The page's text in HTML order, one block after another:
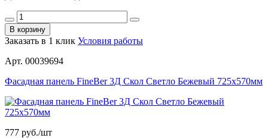
В корзину
Заказать в 1 клик Условия работы
Арт. 00039694
Фасадная панель FineBer 3Д Скол Светло Бежевый 725х570мм
777 руб./шт